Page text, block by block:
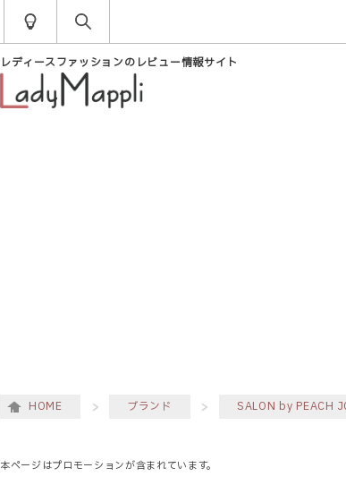
レディースファッションのレビュー情報サイト
HOME ブランド SALON by PEACH
本ページはプロモーションが含まれています。